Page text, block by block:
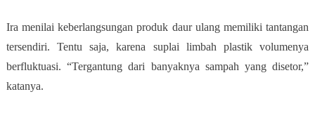
Ira menilai keberlangsungan produk daur ulang memiliki tantangan
tersendiri. Tentu saja, karena suplai limbah plastik volumenya
berfluktuasi. “Tergantung dari banyaknya sampah yang disetor,”
katanya.